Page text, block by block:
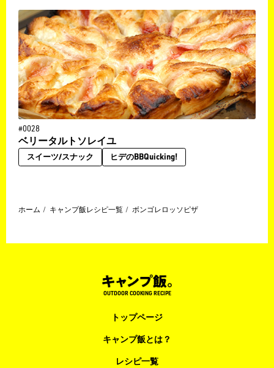
#0028
ベリータルトソレイユ
スイーツ/スナック ヒデのBBQuicking!
ホーム キャンプ飯レシピ一覧 ボンゴレロッソピザ
OUTDOOR COOKING RECIPE
トップページ
キャンプ飯とは？
レシピ一覧